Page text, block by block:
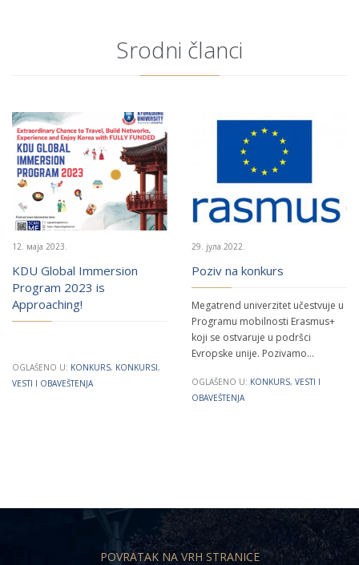
Srodni članci
12. маја 2023.
KDU Global Immersion
Program 2023 is
Approaching!
OGLAŠENO U: KONKURS, KONKURSI,
VESTI I OBAVEŠTENJA
29. јула 2022.
Poziv na konkurs
Megatrend univerzitet učestvuje u
Programu mobilnosti Erasmus+
koji se ostvaruje u podršci
Evropske unije. Pozivamo…
OGLAŠENO U: KONKURS, VESTI I
OBAVEŠTENJA
POVRATAK NA VRH STRANICE